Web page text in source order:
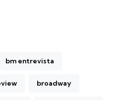
bm entrevista
broadway